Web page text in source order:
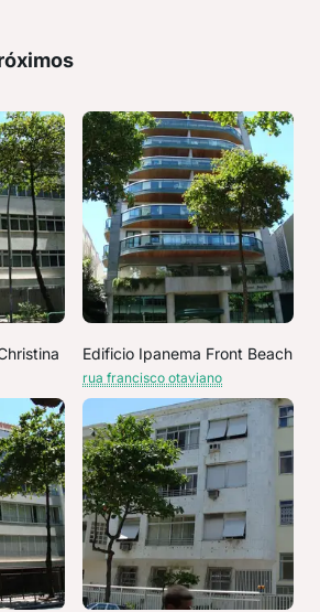
Edificio Ipanema Front Beach
rua francisco otaviano